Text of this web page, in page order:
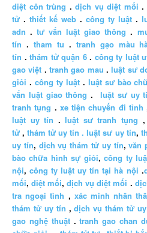
diệt côn trùng .dịch vụ diệt mối .
tử . thiết kế web . công ty luật .
adn .tư vấn luật giao thông .
tín . tham tu . tranh gạo màu
tín .thám tử quận 6. công ty luật
gao việt .tranh gao mau .luật sư
giỏi . công ty luật. luật sư bào
vấn luật giao thông . luật sư uy
tranh tụng . xe tiện chuyến đi tỉnh
luật uy tín .luật sư tranh tụng
tử ,thám tử uy tín . luật sư uy tín,
uy tín, dịch vụ thám tử uy tín,văn
bào chữa hình sự giỏi,công ty
nội,công ty luật uy tín tại hà nội .
mối,diệt mối,dịch vụ diệt mối .
tra ngoại tình , xác minh nhân
thám tử uy tín ,dịch vụ thám tử
gao nghệ thuật.tranh gao chan